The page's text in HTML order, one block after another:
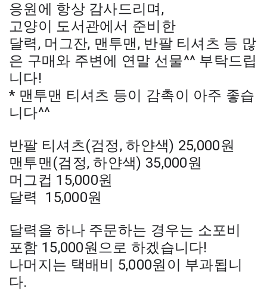
응원에 항상 감사드리며,
고양이 도서관에서 준비한
달력, 머그잔, 맨투맨, 반팔 티셔츠 등 많
은 구매와 주변에 연말 선물^^ 부탁드립
니다!
* 맨투맨 티셔츠 등이 감촉이 아주 좋습
니다^^
반팔 티셔츠(검정, 하얀색) 25,000원
맨투맨(검정, 하얀색) 35,000원
머그컵 15,000원
달력 15,000원
달력을 하나 주문하는 경우는 소포비
포함 15,000원으로 하겠습니다!
나머지는 택배비 5,000원이 부과됩니
다.